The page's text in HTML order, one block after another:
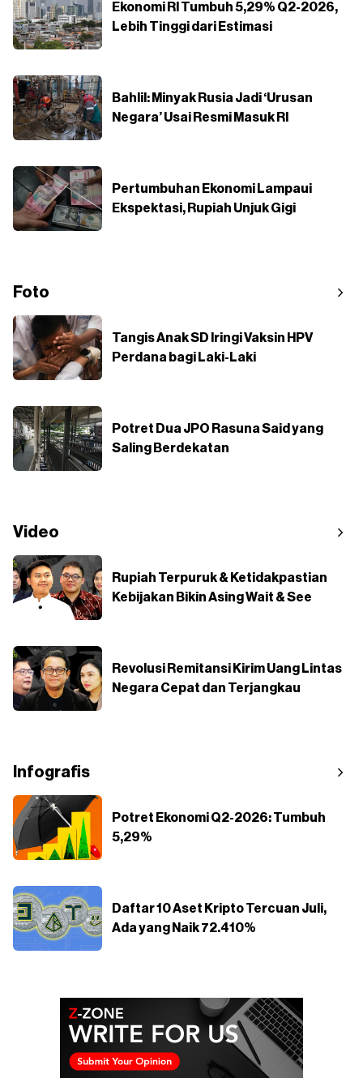
Ekonomi RI Tumbuh 5,29% Q2-2026,
Lebih Tinggi dari Estimasi
Bahlil: Minyak Rusia Jadi ‘Urusan
Negara’ Usai Resmi Masuk RI
Pertumbuhan Ekonomi Lampaui
Ekspektasi, Rupiah Unjuk Gigi
Foto
Tangis Anak SD Iringi Vaksin HPV
Perdana bagi Laki-Laki
Potret Dua JPO Rasuna Said yang
Saling Berdekatan
Video
Rupiah Terpuruk & Ketidakpastian
Kebijakan Bikin Asing Wait & See
Revolusi Remitansi Kirim Uang Lintas
Negara Cepat dan Terjangkau
Infografis
Potret Ekonomi Q2-2026: Tumbuh
5,29%
Daftar 10 Aset Kripto Tercuan Juli,
Ada yang Naik 72.410%